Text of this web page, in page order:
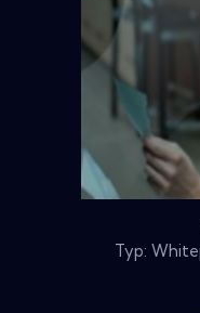
Typ: